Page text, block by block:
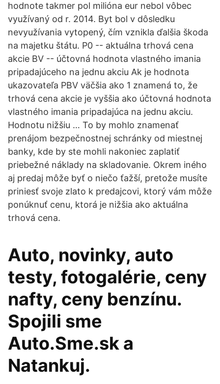
hodnote takmer pol milióna eur nebol vôbec
využívaný od r. 2014. Byt bol v dôsledku
nevyužívania vytopený, čím vznikla ďalšia škoda
na majetku štátu. P0 -- aktuálna trhová cena
akcie BV -- účtovná hodnota vlastného imania
pripadajúceho na jednu akciu Ak je hodnota
ukazovateľa PBV väčšia ako 1 znamená to, že
trhová cena akcie je vyššia ako účtovná hodnota
vlastného imania pripadajúca na jednu akciu.
Hodnotu nižšiu … To by mohlo znamenať
prenájom bezpečnostnej schránky od miestnej
banky, kde by ste mohli nakoniec zaplatiť
priebežné náklady na skladovanie. Okrem iného
aj predaj môže byť o niečo ťažší, pretože musíte
priniesť svoje zlato k predajcovi, ktorý vám môže
ponúknuť cenu, ktorá je nižšia ako aktuálna
trhová cena.
Auto, novinky, auto
testy, fotogalérie, ceny
nafty, ceny benzínu.
Spojili sme
Auto.Sme.sk a
Natankuj.